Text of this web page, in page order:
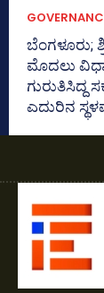
ಬೆಂಗಳೂರು;
ಮೊದಲು
ಎದುರಿನ